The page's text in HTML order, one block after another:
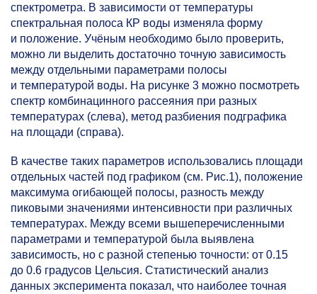
спектрометра. В зависимости от температуры
спектральная полоса КР воды изменяла форму
и положение. Учёным необходимо было проверить,
можно ли выделить достаточно точную зависимость
между отдельными параметрами полосы
и температурой воды. На рисунке 3 можно посмотреть
спектр комбинацинного рассеяния при разных
температурах (слева), метод разбиения подграфика
на площади (справа).
В качестве таких параметров использовались площади
отдельных частей под графиком (см. Рис.1), положение
максимума огибающей полосы, разность между
пиковыми значениями интенсивности при различных
температурах. Между всеми вышеперечисленными
параметрами и температурой была выявлена
зависимость, но с разной степенью точности: от 0.15
до 0.6 градусов Цельсия. Статистический анализ
данных эксперимента показал, что наиболее точная